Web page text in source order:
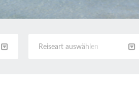
Reiseart auswählen